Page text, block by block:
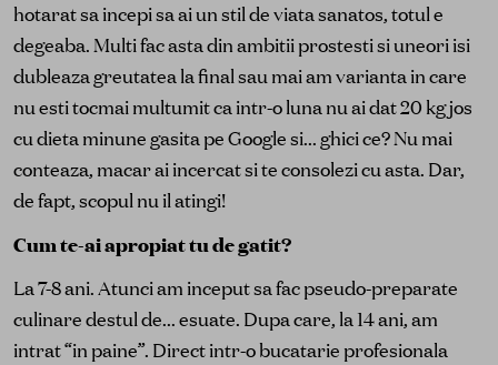
hotarat sa incepi sa ai un stil de viata sanatos, totul e
degeaba. Multi fac asta din ambitii prostesti si uneori isi
dubleaza greutatea la final sau mai am varianta in care
nu esti tocmai multumit ca intr-o luna nu ai dat 20 kg jos
cu dieta minune gasita pe Google si... ghici ce? Nu mai
conteaza, macar ai incercat si te consolezi cu asta. Dar,
de fapt, scopul nu il atingi!
Cum te-ai apropiat tu de gatit?
La 7-8 ani. Atunci am inceput sa fac pseudo-preparate
culinare destul de... esuate. Dupa care, la 14 ani, am
intrat “in paine”. Direct intr-o bucatarie profesionala